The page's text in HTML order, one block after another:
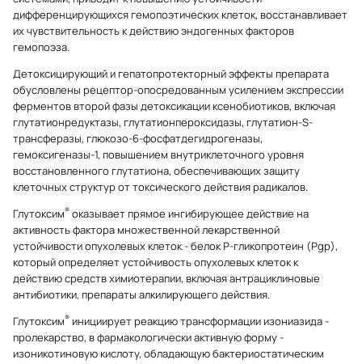
дифференцирующихся гемопоэтических клеток, восстанавливает
их чувствительность к действию эндогенных факторов
гемопоэза.
Детоксицирующий и гепатопротекторный эффекты препарата
обусловлены рецептор-опосредованным усилением экспрессии
ферментов второй фазы детоксикации ксенобиотиков, включая
глутатионредуктазы, глутатионпероксидазы, глутатион-S-
трансферазы, глюкозо-6-фосфатдегидрогеназы,
гемоксигеназы-1, повышением внутриклеточного уровня
восстановленного глутатиона, обеспечивающих защиту
клеточных структур от токсического действия радикалов.
Глутоксим® оказывает прямое ингибирующее действие на
активность фактора множественной лекарственной
устойчивости опухолевых клеток - белок Р-гликопротеин (Pgp),
который определяет устойчивость опухолевых клеток к
действию средств химиотерапии, включая антрациклиновые
антибиотики, препараты алкилирующего действия.
Глутоксим® инициирует реакцию трансформации изониазида -
пролекарство, в фармакологически активную форму -
изоникотиновую кислоту, обладающую бактериостатическим